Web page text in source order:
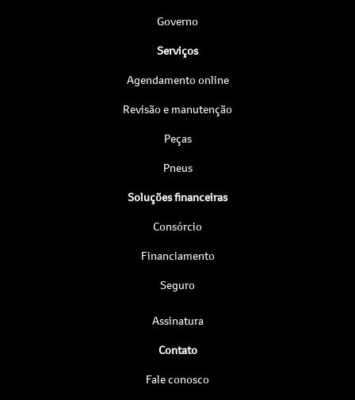
Governo
Serviços
Agendamento online
Revisão e manutenção
Peças
Pneus
Soluções financeiras
Consórcio
Financiamento
Seguro
Assinatura
Contato
Fale conosco